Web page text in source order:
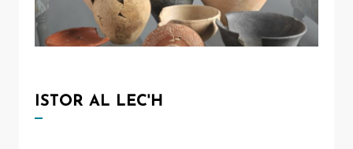
ISTOR AL LEC'H